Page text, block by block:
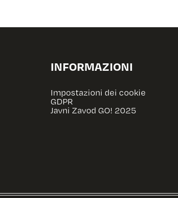
INFORMAZIONI
Impostazioni dei cookie
GDPR
Javni Zavod GO! 2025